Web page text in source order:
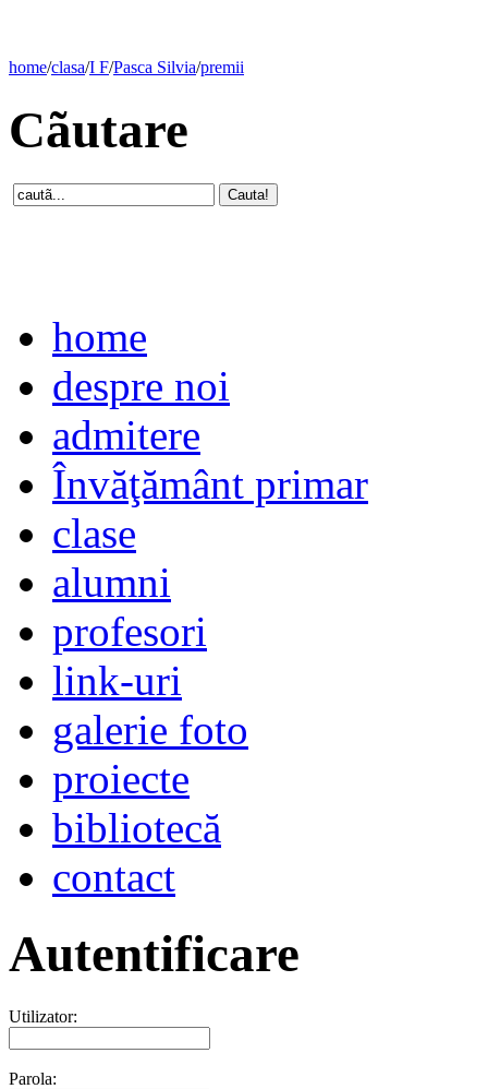
home/clasa/I F/Pasca Silvia/premii
Cãutare
home
despre noi
admitere
Învăţământ primar
clase
alumni
profesori
link-uri
galerie foto
proiecte
bibliotecă
contact
Autentificare
Utilizator:
Parola: